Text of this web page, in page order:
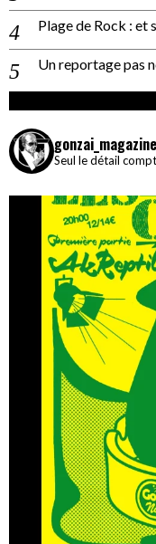
Plage de Rock : et
Un reportage pas
gonzai_magazine
Seul le détail